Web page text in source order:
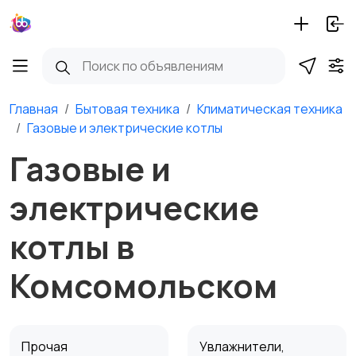
Главная Бытовая техника
Климатическая техника
Газовые и электрические котлы
Газовые и
электрические
котлы в
Комсомольском
Прочая
Увлажнители,